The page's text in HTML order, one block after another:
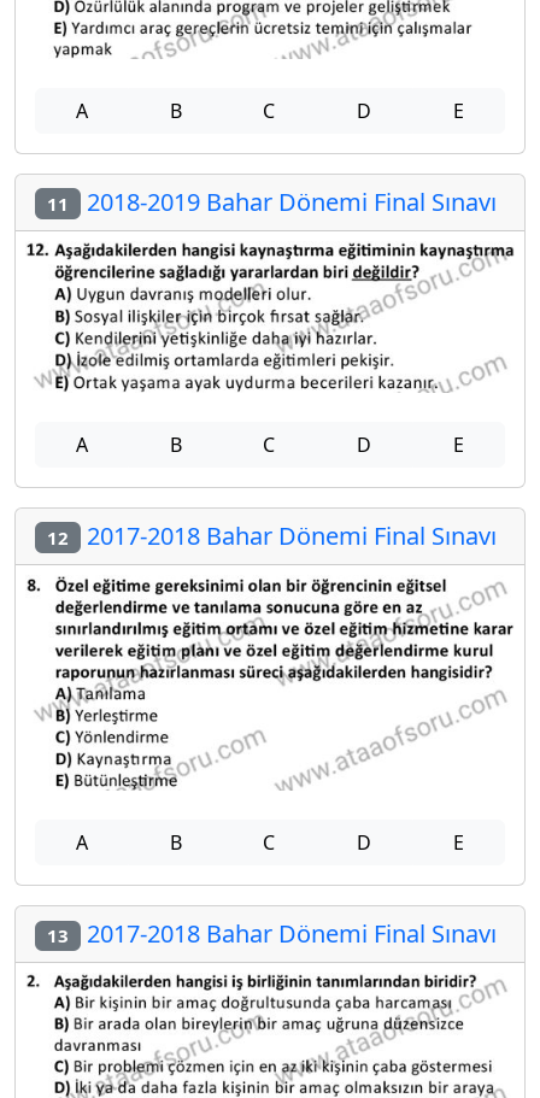
A B C D E
11 2018-2019 Bahar Dönemi Final Sınavı
A B C D E
12 2017-2018 Bahar Dönemi Final Sınavı
A B C D E
13 2017-2018 Bahar Dönemi Final Sınavı